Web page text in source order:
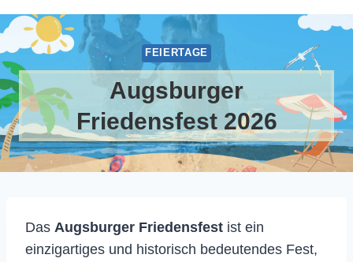
FEIERTAGE
Augsburger
Friedensfest 2026
Das Augsburger Friedensfest ist ein
einzigartiges und historisch bedeutendes Fest,